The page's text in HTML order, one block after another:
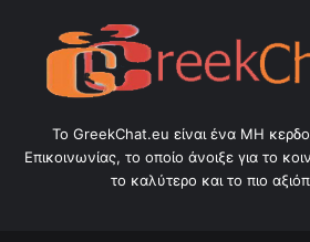
Το GreekChat.eu είναι ένα ΜΗ
Επικοινωνίας, το οποίο άνοιξε για το
το καλύτερο και το πιο